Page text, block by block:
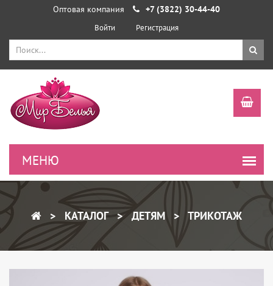
Оптовая компания +7 (3822) 30-44-40
Войти Регистрация
КАТАЛОГ ДЕТЯМ ТРИКОТАЖ